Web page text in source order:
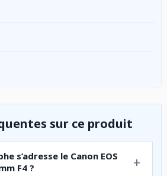
sur ce produit
s’adresse le Canon EOS
F4 ?